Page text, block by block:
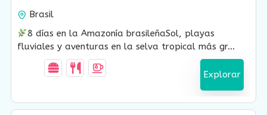
Brasil
8 días en la Amazonía brasileñaSol, playas
fluviales y aventuras en la selva tropical más gr...
Explorar